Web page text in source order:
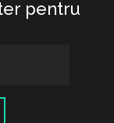
pentru